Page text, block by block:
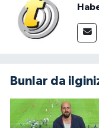
Bunlar da